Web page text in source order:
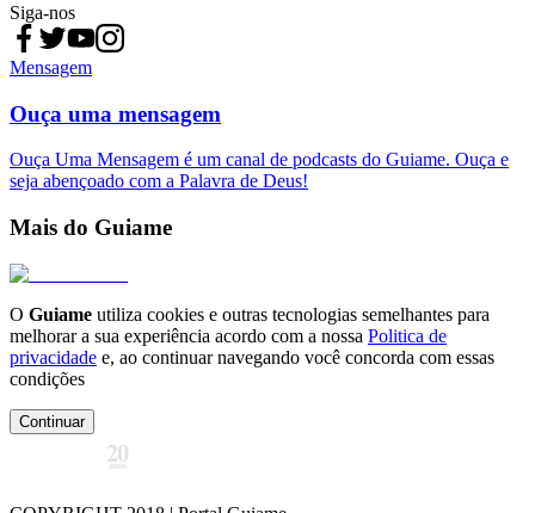
Siga-nos
Mensagem
Ouça uma mensagem
Ouça Uma Mensagem é um canal de podcasts do Guiame. Ouça e
seja abençoado com a Palavra de Deus!
Mais do Guiame
O Guiame utiliza cookies e outras tecnologias semelhantes para
melhorar a sua experiência acordo com a nossa Politica de
privacidade e, ao continuar navegando você concorda com essas
condições
Continuar